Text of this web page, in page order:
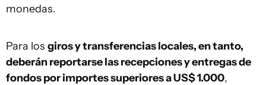
monedas.
Para los giros y transferencias locales, en tanto,
deberán reportarse las recepciones y entregas de
fondos por importes superiores a US$ 1.000,